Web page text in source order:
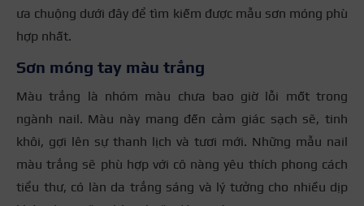
ưa chuộng dưới đây để tìm kiếm được mẫu sơn móng phù
hợp nhất.
Sơn móng tay màu trắng
Màu trắng là nhóm màu chưa bao giờ lỗi mốt trong
ngành nail. Màu này mang đến cảm giác sạch sẽ, tinh
khôi, gợi lên sự thanh lịch và tươi mới. Những mẫu nail
màu trắng sẽ phù hợp với cô nàng yêu thích phong cách
tiểu thư, có làn da trắng sáng và lý tưởng cho nhiều dịp